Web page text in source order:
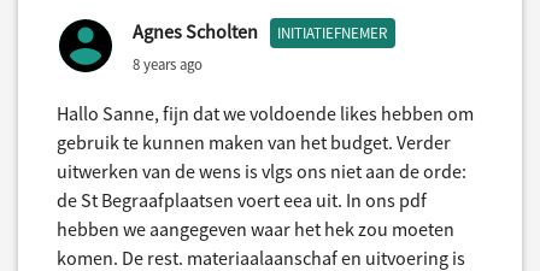
Agnes Scholten INITIATIEFNEMER
8 years ago
Hallo Sanne, fijn dat we voldoende likes hebben om
gebruik te kunnen maken van het budget. Verder
uitwerken van de wens is vlgs ons niet aan de orde:
de St Begraafplaatsen voert eea uit. In ons pdf
hebben we aangegeven waar het hek zou moeten
komen. De rest. materiaalaanschaf en uitvoering is